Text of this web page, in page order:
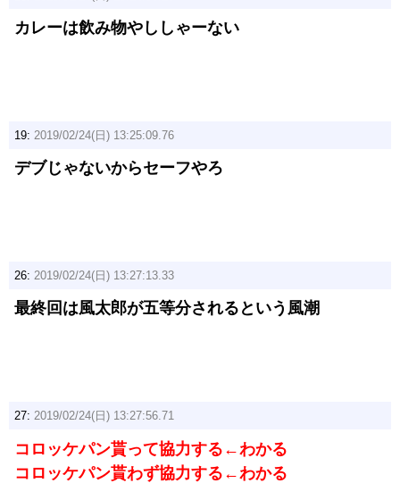
カレーは飲み物やししゃーない
19: 2019/02/24(日) 13:25:09.76
デブじゃないからセーフやろ
26: 2019/02/24(日) 13:27:13.33
最終回は風太郎が五等分されるという風潮
27: 2019/02/24(日) 13:27:56.71
コロッケパン貰って協力する←わかる
コロッケパン貰わず協力する←わかる